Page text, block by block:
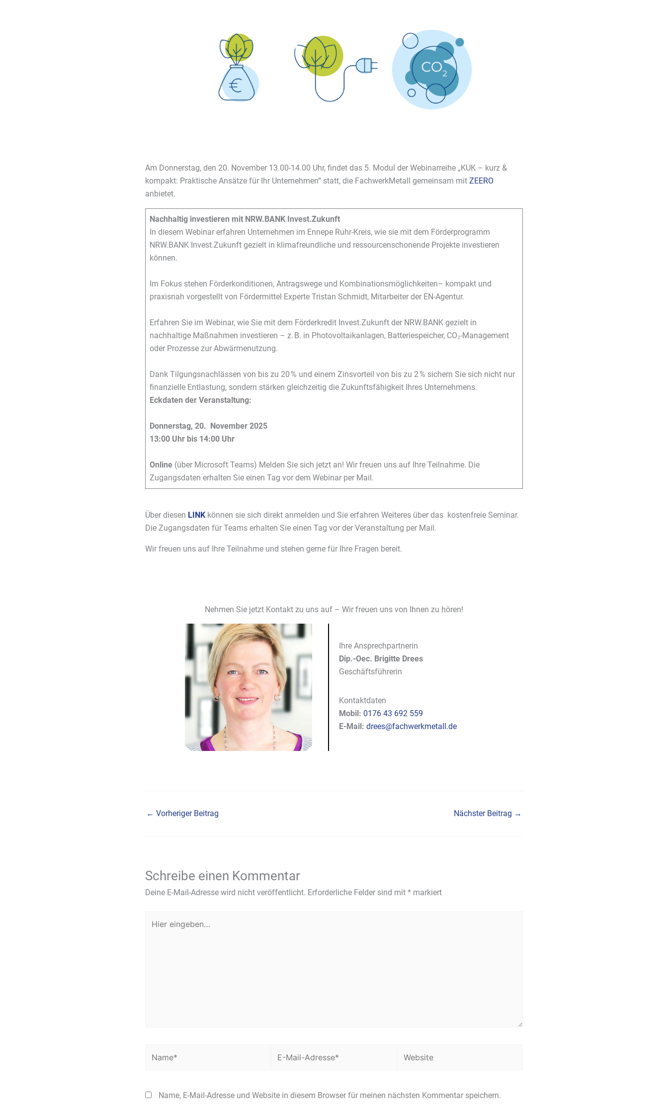
Am Donnerstag, den 20. November 13.00-14.00 Uhr, findet das 5. Modul der Webinarreihe „KUK – kurz &
kompakt: Praktische Ansätze für Ihr Unternehmen“ statt, die FachwerkMetall gemeinsam mit ZEERO
anbietet.
Nachhaltig investieren mit NRW.BANK Invest.Zukunft
In diesem Webinar erfahren Unternehmen im Ennepe Ruhr-Kreis, wie sie mit dem Förderprogramm
NRW.BANK Invest.Zukunft gezielt in klimafreundliche und ressourcenschonende Projekte investieren
können.
Im Fokus stehen Förderkonditionen, Antragswege und Kombinationsmöglichkeiten– kompakt und
praxisnah vorgestellt von Fördermittel Experte Tristan Schmidt, Mitarbeiter der EN-Agentur.
Erfahren Sie im Webinar, wie Sie mit dem Förderkredit Invest.Zukunft der NRW.BANK gezielt in
nachhaltige Maßnahmen investieren – z. B. in Photovoltaikanlagen, Batteriespeicher, CO₂-Management
oder Prozesse zur Abwärmenutzung.
Dank Tilgungsnachlässen von bis zu 20 % und einem Zinsvorteil von bis zu 2 % sichern Sie sich nicht nur
finanzielle Entlastung, sondern stärken gleichzeitig die Zukunftsfähigkeit Ihres Unternehmens.
Eckdaten der Veranstaltung:
Donnerstag, 20. November 2025
13:00 Uhr bis 14:00 Uhr
Online (über Microsoft Teams) Melden Sie sich jetzt an! Wir freuen uns auf Ihre Teilnahme. Die
Zugangsdaten erhalten Sie einen Tag vor dem Webinar per Mail.
Über diesen LINK können sie sich direkt anmelden und Sie erfahren Weiteres über das kostenfreie Seminar.
Die Zugangsdaten für Teams erhalten Sie einen Tag vor der Veranstaltung per Mail.
Wir freuen uns auf Ihre Teilnahme und stehen gerne für Ihre Fragen bereit.
Nehmen Sie jetzt Kontakt zu uns auf – Wir freuen uns von Ihnen zu hören!
Ihre Ansprechpartnerin
Dip.-Oec. Brigitte Drees
Geschäftsführerin
Kontaktdaten
Mobil: 0176 43 692 559
E-Mail: drees@fachwerkmetall.de
← Vorheriger Beitrag Nächster Beitrag →
Schreibe einen Kommentar
Deine E-Mail-Adresse wird nicht veröffentlicht. Erforderliche Felder sind mit * markiert
eingeben…
Mail-
Name, E-Mail-Adresse und Website in diesem Browser für meinen nächsten Kommentar speichern.